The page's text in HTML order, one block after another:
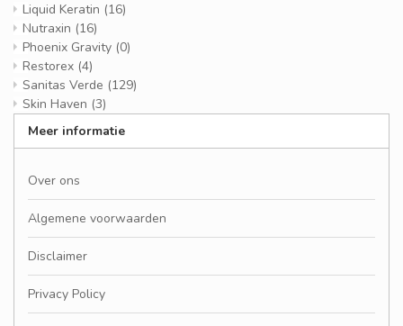
Liquid Keratin (16)
Nutraxin (16)
Phoenix Gravity (0)
Restorex (4)
Sanitas Verde (129)
Skin Haven (3)
Meer informatie
Over ons
Algemene voorwaarden
Disclaimer
Privacy Policy